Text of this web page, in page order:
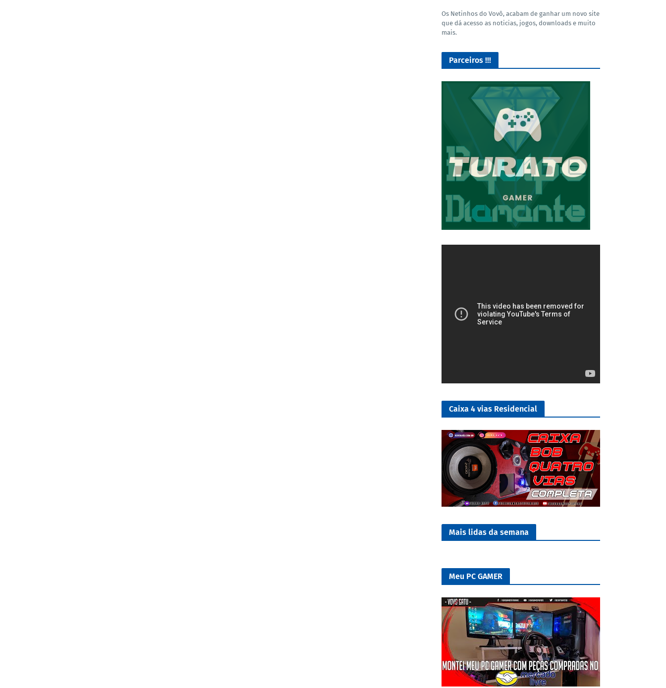
Os Netinhos do Vovô, acabam de ganhar um novo site
que dá acesso as noticias, jogos, downloads e muito
mais.
Parceiros !!!
Caixa 4 vias Residencial
Mais lidas da semana
Meu PC GAMER